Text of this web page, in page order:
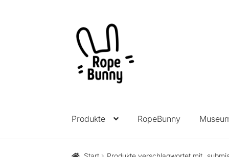
Zur
Navigation
springen
Zum
Inhalt
springen
Produkte RopeBunny